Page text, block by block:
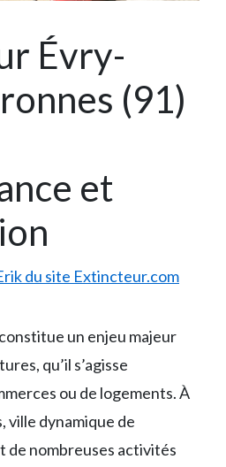
Évry-
(91)
et
du site Extincteur.com
un enjeu majeur
qu’il s’agisse
ou de logements. À
ville dynamique de
de nombreuses activités